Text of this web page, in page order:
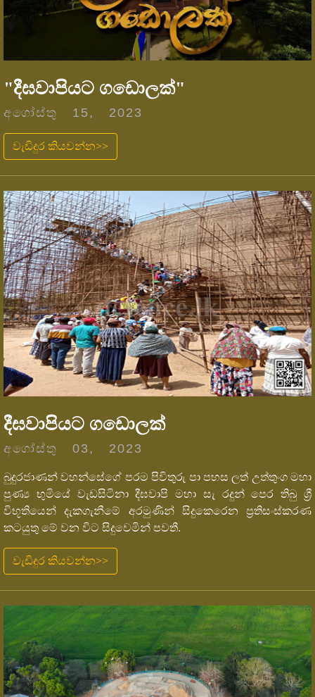
"දීඝවාපියට ගඩොලක්"
අගෝස්තු 15, 2023
වැඩිදුර කියවන්න>>
දීඝවාපියට ගඩොලක්
අගෝස්තු 03, 2023
බුදුරජාණන් වහන්සේගේ පරම පිවිතුරු පා පහස ලත් උත්තුංග මහා
පුණ්‍ය භුමියේ වැඩසිටිනා දීඝවාපි මහා සැ රදුන් පෙර තිබු ශ්‍රී
විභූතියෙන් දැකගැනීමේ අරමුණින් සිදුකෙරෙන ප්‍රතිසංස්කරණ
කටයුතු මේ වන විට සිදුවෙමින් පවතී.
වැඩිදුර කියවන්න>>